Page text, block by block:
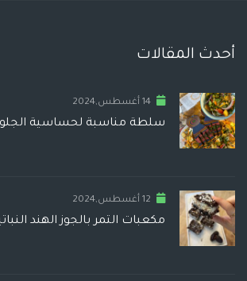
أحدث المقالات
14 أغسطس,2024
سلطة مناسبة لحساسية
12 أغسطس,2024
مكعبات التمر بالجوز الهند